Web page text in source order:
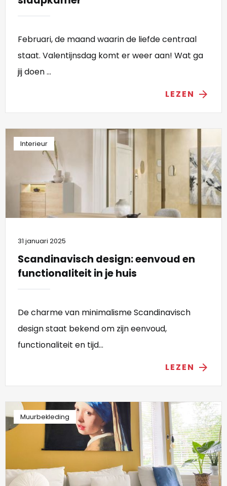
Februari, de maand waarin de liefde centraal
staat. Valentijnsdag komt er weer aan! Wat ga
jij doen ...
LEZEN arrow_forward
Interieur
31 januari 2025
Scandinavisch design: eenvoud en
functionaliteit in je huis
De charme van minimalisme Scandinavisch
design staat bekend om zijn eenvoud,
functionaliteit en tijd...
LEZEN arrow_forward
Muurbekleding